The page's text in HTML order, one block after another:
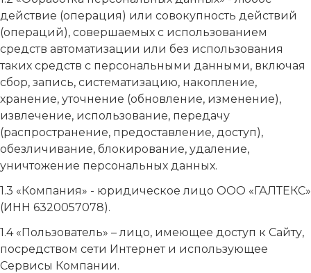
действие (операция) или совокупность действий
(операций), совершаемых с использованием
средств автоматизации или без использования
таких средств с персональными данными, включая
сбор, запись, систематизацию, накопление,
хранение, уточнение (обновление, изменение),
извлечение, использование, передачу
(распространение, предоставление, доступ),
обезличивание, блокирование, удаление,
уничтожение персональных данных.
1.3 «Компания» - юридическое лицо ООО «ГАЛТЕКС»
(ИНН 6320057078).
1.4 «Пользователь» – лицо, имеющее доступ к Сайту,
посредством сети Интернет и использующее
Сервисы Компании.